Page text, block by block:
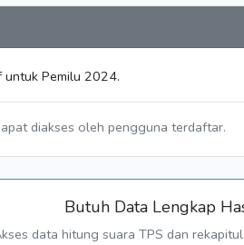
untuk Pemilu 2024.
diakses oleh pengguna terdaftar.
Butuh Data Lengkap
data hitung suara TPS dan